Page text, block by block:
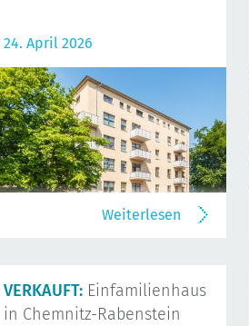
24. April 2026
Weiterlesen
VERKAUFT: Einfamilienhaus
in Chemnitz-Rabenstein